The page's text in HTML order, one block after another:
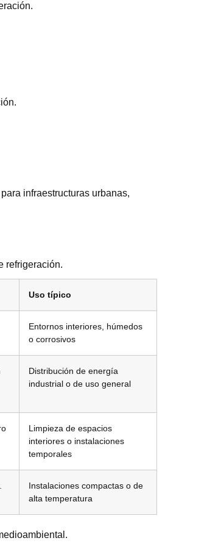
infraestructuras urbanas,
refrigeración.
Uso típico
Entornos interiores, húmedos
o corrosivos
Distribución de energía
industrial o de uso general
Limpieza de espacios
interiores o instalaciones
temporales
Instalaciones compactas o de
alta temperatura